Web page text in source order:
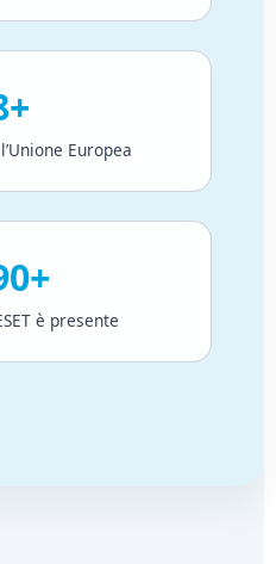
Europea
è presente